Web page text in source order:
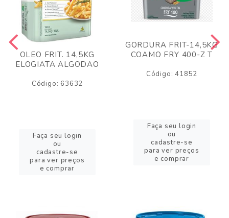
OLEO FRIT. 14,5KG
ELOGIATA ALGODAO
Código: 63632
Faça seu login
ou
cadastre-se
para ver preços
e comprar
GORDURA FRIT-14,5KG
COAMO FRY 400-Z T
Código: 41852
Faça seu login
ou
cadastre-se
para ver preços
e comprar